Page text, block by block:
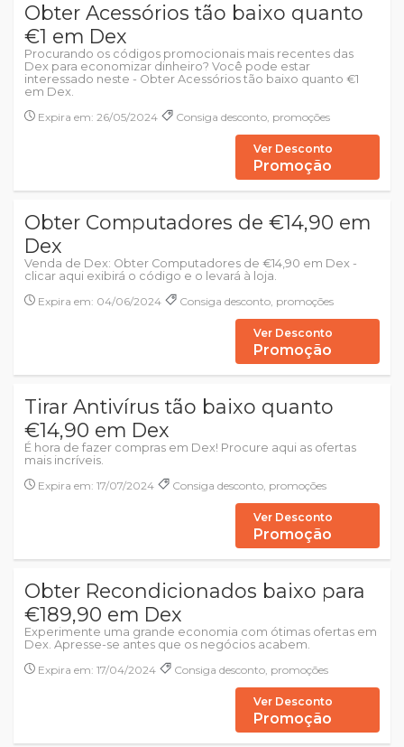
Obter Acessórios tão baixo quanto
€1 em Dex
Procurando os códigos promocionais mais recentes das
Dex para economizar dinheiro? Você pode estar
interessado neste - Obter Acessórios tão baixo quanto €1
em Dex.
Expira em: 26/05/2024
Consiga desconto, promoções
Ver Desconto
Promoção
Obter Computadores de €14,90 em
Dex
Venda de Dex: Obter Computadores de €14,90 em Dex -
clicar aqui exibirá o código e o levará à loja.
Expira em: 04/06/2024
Consiga desconto, promoções
Ver Desconto
Promoção
Tirar Antivírus tão baixo quanto
€14,90 em Dex
É hora de fazer compras em Dex! Procure aqui as ofertas
mais incríveis.
Expira em: 17/07/2024
Consiga desconto, promoções
Ver Desconto
Promoção
Obter Recondicionados baixo para
€189,90 em Dex
Experimente uma grande economia com ótimas ofertas em
Dex. Apresse-se antes que os negócios acabem.
Expira em: 17/04/2024
Consiga desconto, promoções
Ver Desconto
Promoção